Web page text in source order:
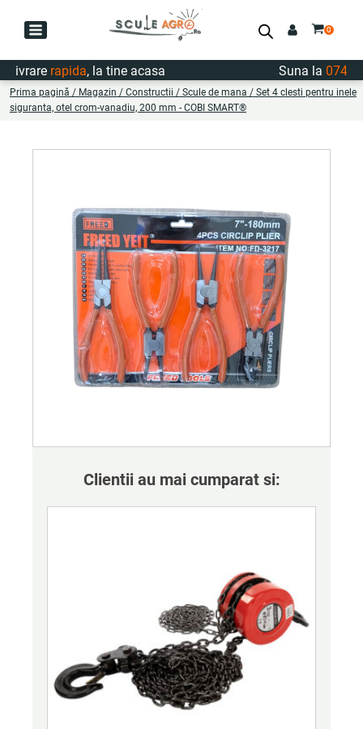
rapida, la tine acasa Suna la
Prima pagină / Magazin / Constructii / Scule de mana / Set 4 clesti pentru inele
siguranta, otel crom-vanadiu, 200 mm - COBI SMART®
Clientii au mai cumparat si: